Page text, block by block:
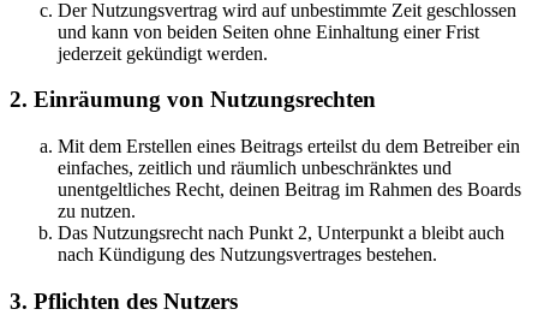
Der Nutzungsvertrag wird auf unbestimmte Zeit geschlossen
und kann von beiden Seiten ohne Einhaltung einer Frist
jederzeit gekündigt werden.
2. Einräumung von Nutzungsrechten
Mit dem Erstellen eines Beitrags erteilst du dem Betreiber ein
einfaches, zeitlich und räumlich unbeschränktes und
unentgeltliches Recht, deinen Beitrag im Rahmen des Boards
zu nutzen.
Das Nutzungsrecht nach Punkt 2, Unterpunkt a bleibt auch
nach Kündigung des Nutzungsvertrages bestehen.
3. Pflichten des Nutzers